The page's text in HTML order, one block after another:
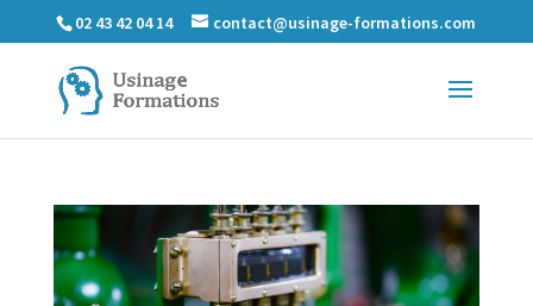
02 43 42 04 14 contact@usinage-formations.com